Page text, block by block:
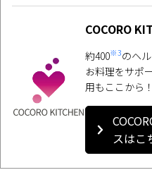
COCORO
約400※3のヘ
お料理をサポ
用もここから！
スはこ